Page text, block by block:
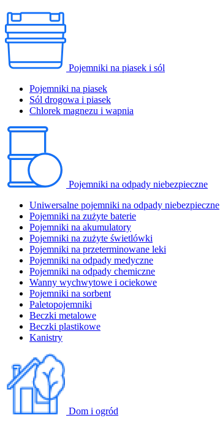
Pojemniki na piasek i sól
Pojemniki na piasek
Sól drogowa i piasek
Chlorek magnezu i wapnia
Pojemniki na odpady niebezpieczne
Uniwersalne pojemniki na odpady niebezpieczne
Pojemniki na zużyte baterie
Pojemniki na akumulatory
Pojemniki na zużyte świetlówki
Pojemniki na przeterminowane leki
Pojemniki na odpady medyczne
Pojemniki na odpady chemiczne
Wanny wychwytowe i ociekowe
Pojemniki na sorbent
Paletopojemniki
Beczki metalowe
Beczki plastikowe
Kanistry
Dom i ogród